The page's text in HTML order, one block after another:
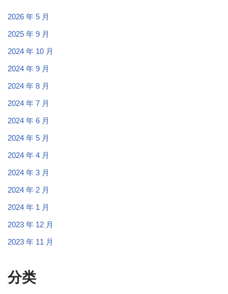
2026 年 5 月
2025 年 9 月
2024 年 10 月
2024 年 9 月
2024 年 8 月
2024 年 7 月
2024 年 6 月
2024 年 5 月
2024 年 4 月
2024 年 3 月
2024 年 2 月
2024 年 1 月
2023 年 12 月
2023 年 11 月
分类